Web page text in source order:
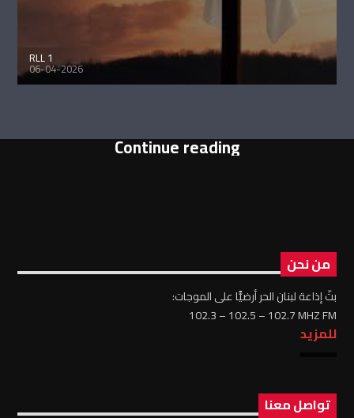
RLL 1
06-04-2026
Continue reading
من نحن
بثّ إذاعة لبنان الحر أرضيًّا على الموجات:
102.3 – 102.5 – 102.7 MHZ FM
للمزيد
تواصل معنا